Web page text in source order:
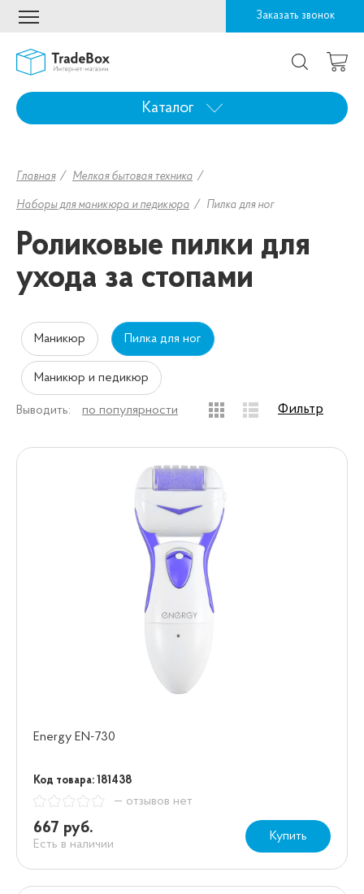
Заказать звонок
Каталог
Главная Мелкая бытовая техника
Наборы для маникюра и педикюра Пилка для ног
Роликовые пилки для
ухода за стопами
Маникюр Пилка для ног
Маникюр и педикюр
Выводить: по популярности Фильтр
Energy EN-730
Код товара: 181438
— отзывов нет
667 руб.
Есть в наличии
Купить